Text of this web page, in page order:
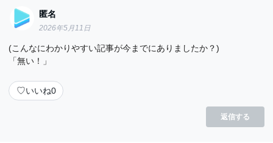
匿名
2026年5月11日
(こんなにわかりやすい記事が今までにありましたか？)
「無い！」
♡いいね0
返信する